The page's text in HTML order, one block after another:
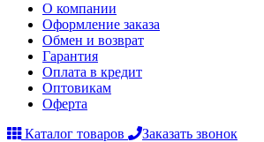
О компании
Оформление заказа
Обмен и возврат
Гарантия
Оплата в кредит
Оптовикам
Оферта
Каталог товаров
Заказать звонок